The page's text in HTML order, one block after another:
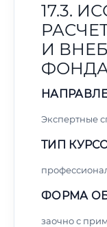
17.3.
И
Экспертные
ТИП
ФОРМА
заочно с